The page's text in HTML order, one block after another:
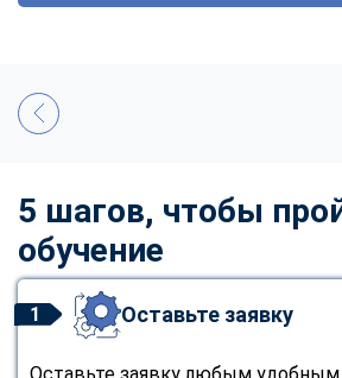
5 шагов, чтобы
обучение
1 Оставьте заявку